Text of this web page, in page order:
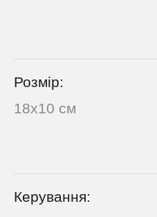
Розмір:
18x10 см
Керування: